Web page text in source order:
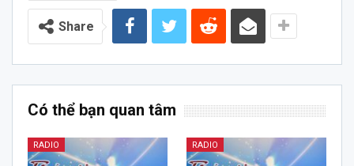
Share
Có thể bạn quan tâm
RADIO RADIO